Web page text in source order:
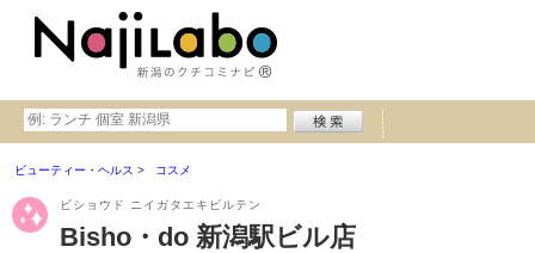
ビューティー・ヘルス コスメ
ビショウド ニイガタエキビルテン
Bisho・do 新潟駅ビル店